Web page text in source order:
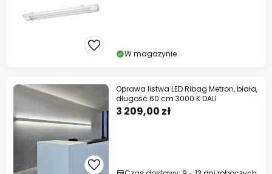
W magazynie
Oprawa listwa LED Ribag Metron, biała,
długość 60 cm 3000 K DALI
3 209,00 zł